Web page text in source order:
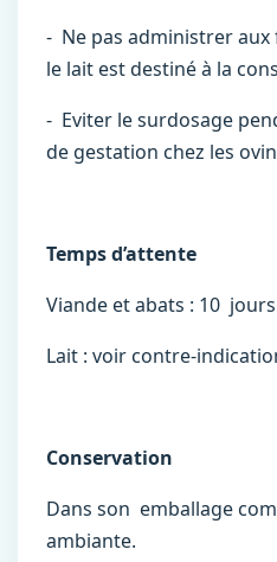
- Ne pas administrer
le lait est destiné à la
- Eviter le surdosage
de gestation chez les
Temps d’attente
Viande et abats : 10
Lait : voir contre-
Conservation
Dans son emballage
ambiante.